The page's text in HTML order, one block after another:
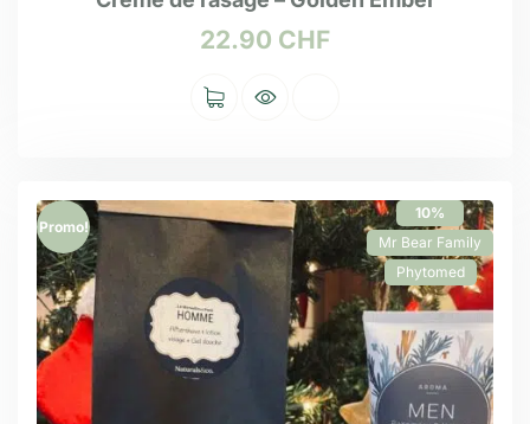
22.90 CHF
Promo!
10%
Mr Bear Family
Phytomed